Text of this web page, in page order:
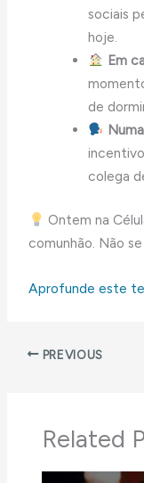
sociais
hoje.
Em
de
colega
Ontem na
comunhão. Não
Aprofunde este
PREVIOUS
Related